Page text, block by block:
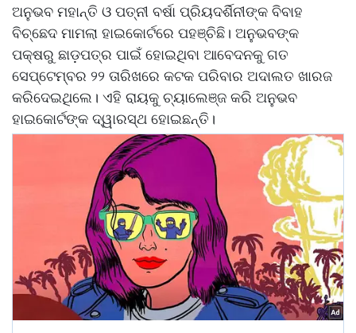
ଅନୁଭବ ମହାନ୍ତି ଓ ପତ୍ନୀ ବର୍ଷା ପ୍ରିୟଦର୍ଶିନୀଙ୍କ ବିବାହ
ବିଚ୍ଛେଦ ମାମଲା ହାଇକୋର୍ଟରେ ପହଞ୍ଚିଛି। ଅନୁଭବଙ୍କ
ପକ୍ଷରୁ ଛାଡ଼ପତ୍ର ପାଇଁ ହୋଇଥିବା ଆବେଦନକୁ ଗତ
ସେପ୍ଟେମ୍ବର ୨୨ ତାରିଖରେ କଟକ ପରିବାର ଅଦାଲତ ଖାରଜ
କରିଦେଇଥିଲେ। ଏହି ରାୟକୁ ଚ୍ୟାଲେଞ୍ଜ କରି ଅନୁଭବ
ହାଇକୋର୍ଟଙ୍କ ଦ୍ୱାରସ୍ଥ ହୋଇଛନ୍ତି।